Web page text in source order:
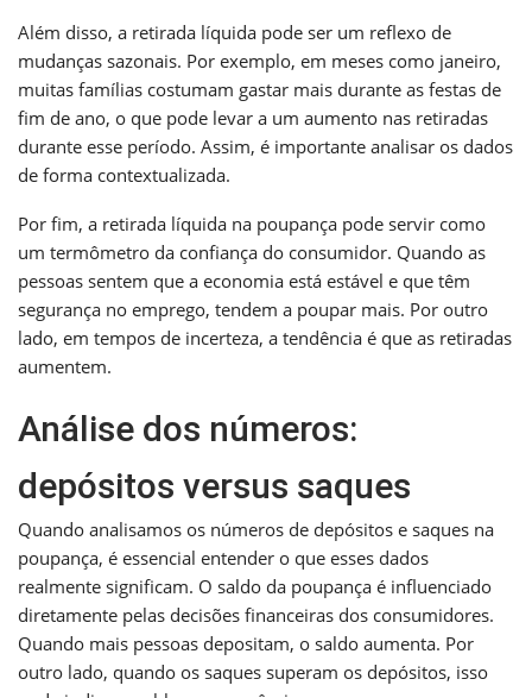
Além disso, a retirada líquida pode ser um reflexo de
mudanças sazonais. Por exemplo, em meses como janeiro,
muitas famílias costumam gastar mais durante as festas de
fim de ano, o que pode levar a um aumento nas retiradas
durante esse período. Assim, é importante analisar os dados
de forma contextualizada.
Por fim, a retirada líquida na poupança pode servir como
um termômetro da confiança do consumidor. Quando as
pessoas sentem que a economia está estável e que têm
segurança no emprego, tendem a poupar mais. Por outro
lado, em tempos de incerteza, a tendência é que as retiradas
aumentem.
Análise dos números:
depósitos versus saques
Quando analisamos os números de depósitos e saques na
poupança, é essencial entender o que esses dados
realmente significam. O saldo da poupança é influenciado
diretamente pelas decisões financeiras dos consumidores.
Quando mais pessoas depositam, o saldo aumenta. Por
outro lado, quando os saques superam os depósitos, isso